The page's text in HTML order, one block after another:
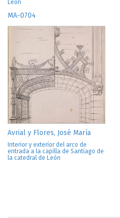
León
MA-0704
Avrial y Flores, José María
Interior y exterior del arco de
entrada a la capilla de Santiago de
la catedral de León